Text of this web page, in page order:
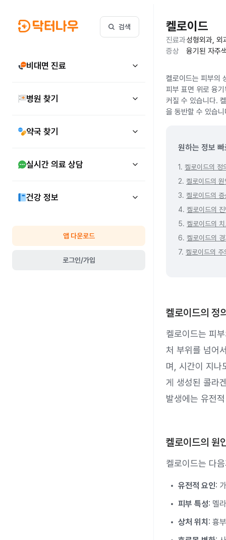
검색
비대면 진료
병원 찾기
약국 찾기
실시간 의료 상담
건강 정보
앱 다운로드
로그인/가입
켈로이드
진료과성형외과, 외
증상
융기된 자주
켈로이드는 피부의
피부 표면 위로 융
커질 수 있습니다.
을 동반할 수 있습
원하는 정보
1. 켈로이드의 정
2. 켈로이드의 원
3. 켈로이드의 증
4. 켈로이드의
5. 켈로이드의
6. 켈로이드의
7. 켈로이드의 주
켈로이드의 정
켈로이드는 피
처 부위를 넘어
며, 시간이 지나
게 생성된 콜라
발생에는 유전
켈로이드의 원
켈로이드는 다
유전적 요인:
피부 특성: 멜
상처 위치 : 흉